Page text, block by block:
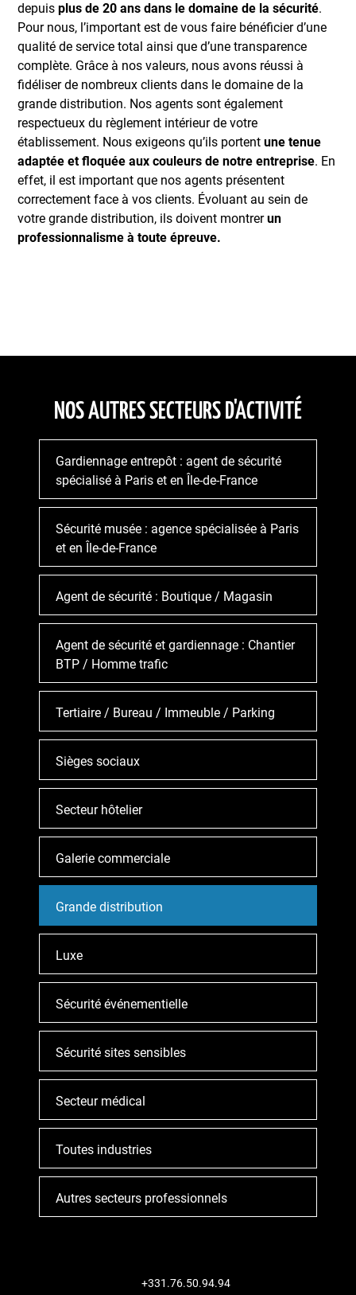
depuisplus de 20 ans dans le domaine de la sécurité.
Pour nous, l’important est de vous faire bénéficier d’une
qualité de service total ainsi que d’une transparence
complète. Grâce à nos valeurs, nous avons réussi à
fidéliser de nombreux clients dans le domaine de la
grande distribution. Nos agents sont également
respectueux du règlement intérieur de votre
établissement. Nous exigeons qu’ils portentune tenue
adaptée et floquée aux couleurs de notre entreprise. En
effet, il est important que nos agents présentent
correctement face à vos clients. Évoluant au sein de
votre grande distribution, ils doivent montrerun
professionnalisme à toute épreuve.
NOS AUTRES SECTEURS D'ACTIVITÉ
Gardiennage entrepôt : agent de sécurité
spécialisé à Paris et en Île-de-France
Sécurité musée : agence spécialisée à Paris
et en Île-de-France
Agent de sécurité : Boutique / Magasin
Agent de sécurité et gardiennage : Chantier
BTP / Homme trafic
Tertiaire / Bureau / Immeuble / Parking
Sièges sociaux
Secteur hôtelier
Galerie commerciale
Grande distribution
Luxe
Sécurité événementielle
Sécurité sites sensibles
Secteur médical
Toutes industries
Autres secteurs professionnels
+331.76.50.94.94